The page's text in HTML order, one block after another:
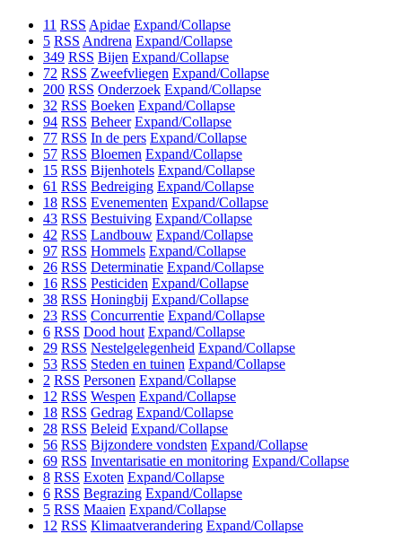
11 RSS Apidae Expand/Collapse
5 RSS Andrena Expand/Collapse
349 RSS Bijen Expand/Collapse
72 RSS Zweefvliegen Expand/Collapse
200 RSS Onderzoek Expand/Collapse
32 RSS Boeken Expand/Collapse
94 RSS Beheer Expand/Collapse
77 RSS In de pers Expand/Collapse
57 RSS Bloemen Expand/Collapse
15 RSS Bijenhotels Expand/Collapse
61 RSS Bedreiging Expand/Collapse
18 RSS Evenementen Expand/Collapse
43 RSS Bestuiving Expand/Collapse
42 RSS Landbouw Expand/Collapse
97 RSS Hommels Expand/Collapse
26 RSS Determinatie Expand/Collapse
16 RSS Pesticiden Expand/Collapse
38 RSS Honingbij Expand/Collapse
23 RSS Concurrentie Expand/Collapse
6 RSS Dood hout Expand/Collapse
29 RSS Nestelgelegenheid Expand/Collapse
53 RSS Steden en tuinen Expand/Collapse
2 RSS Personen Expand/Collapse
12 RSS Wespen Expand/Collapse
18 RSS Gedrag Expand/Collapse
28 RSS Beleid Expand/Collapse
56 RSS Bijzondere vondsten Expand/Collapse
69 RSS Inventarisatie en monitoring Expand/Collapse
8 RSS Exoten Expand/Collapse
6 RSS Begrazing Expand/Collapse
5 RSS Maaien Expand/Collapse
12 RSS Klimaatverandering Expand/Collapse